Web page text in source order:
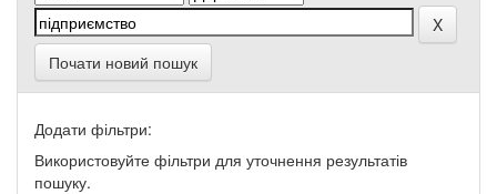
Почати новий пошук
Додати фільтри:
Використовуйте фільтри для уточнення результатів
пошуку.